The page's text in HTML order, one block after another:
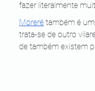
fazer literalmente
Moreré também é
trata-se de outro
de também existem